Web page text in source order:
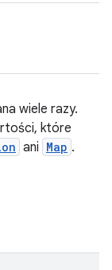
wiele razy.
które
ani Map .